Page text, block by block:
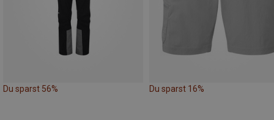
Du sparst 56% Du sparst 16%